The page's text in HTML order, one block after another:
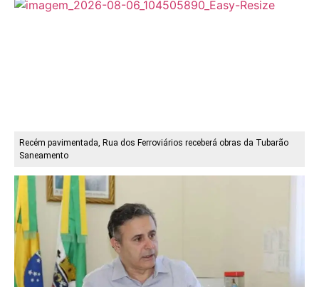
Recém pavimentada, Rua dos Ferroviários receberá obras da Tubarão
Saneamento